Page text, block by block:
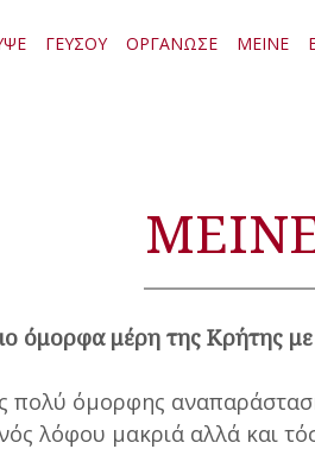
ΓΕΥΣΟΥ ΟΡΓΑΝΩΣΕ ΜΕΙΝΕ
όμορφα μέρη της Κρήτης
όμορφης
λόφου μακριά αλλά και